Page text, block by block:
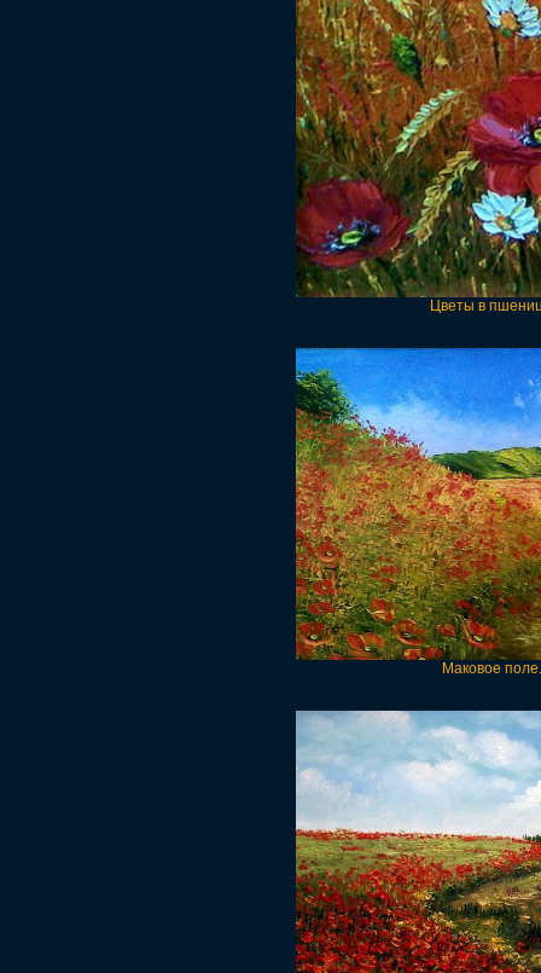
Цветы в
Маковое